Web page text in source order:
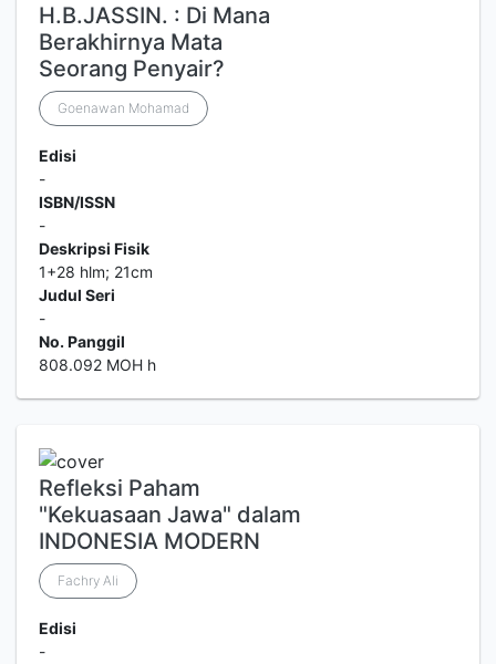
H.B.JASSIN. : Di Mana
Berakhirnya Mata
Seorang Penyair?
Goenawan Mohamad
Edisi
-
ISBN/ISSN
-
Deskripsi Fisik
1+28 hlm; 21cm
Judul Seri
-
No. Panggil
808.092 MOH h
Refleksi Paham
"Kekuasaan Jawa" dalam
INDONESIA MODERN
Fachry Ali
Edisi
-